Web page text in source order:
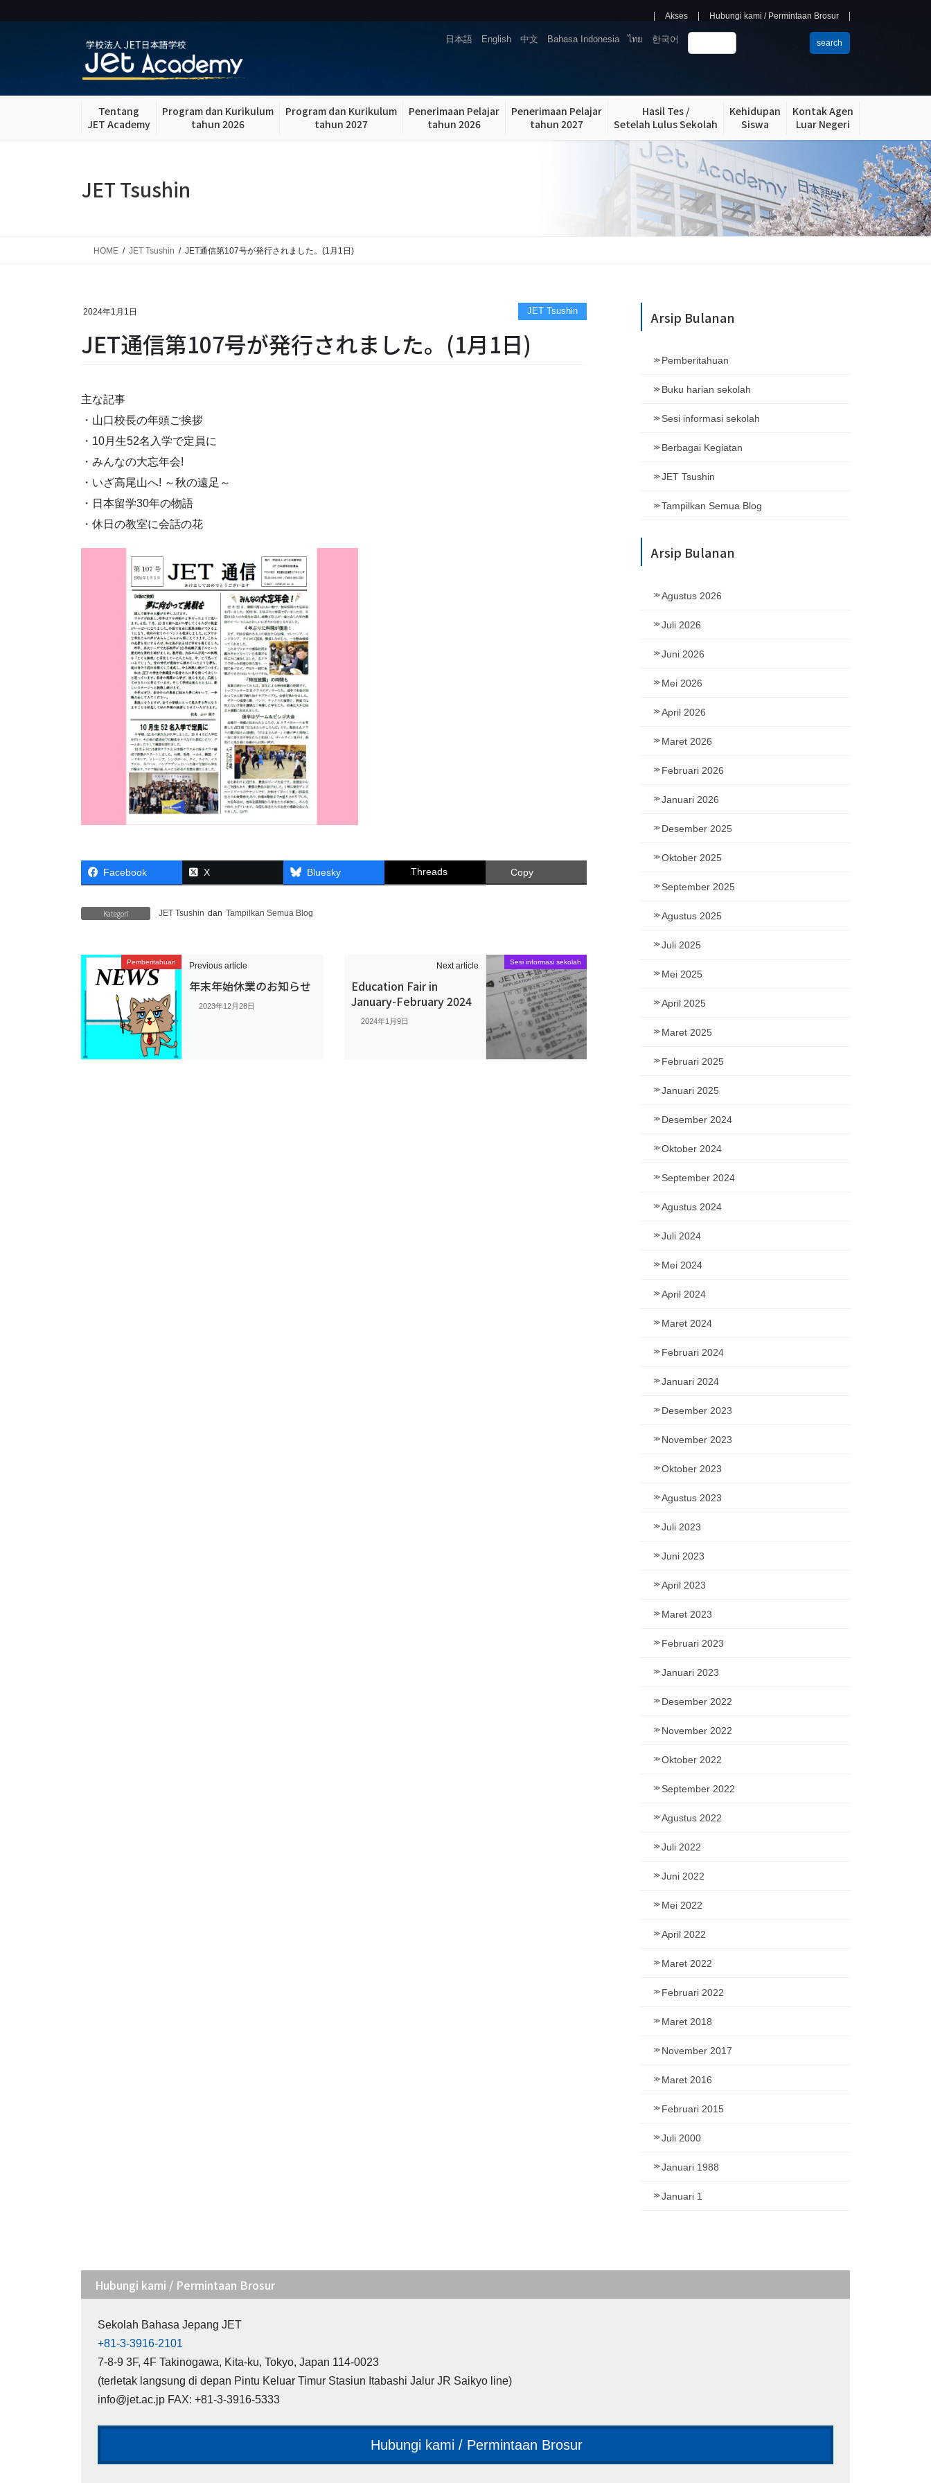
to
to
Akses Hubungi kami / Permintaan Brosur
English Bahasa Indonesia
日本語 한국어
ไทย
中文 search
Tentang
JET Academy
Program dan Kurikulum
tahun 2026
Program dan Kurikulum
tahun 2027
Penerimaan Pelajar
tahun 2026
Penerimaan Pelajar
tahun 2027
Hasil Tes /
Setelah Lulus Sekolah
Kehidupan
Siswa
Kontak Agen
Luar Negeri
JET Tsushin
HOME JET Tsushin JET通信第107号が発行されました。(1月1日)
2024年1月1日 JET Tsushin
JET通信第107号が発行されました。(1月1日)
主な記事
・山口校長の年頭ご挨拶
・10月生52名入学で定員に
・みんなの大忘年会!
・いざ高尾山へ! ～秋の遠足～
・日本留学30年の物語
・休日の教室に会話の花
Facebook X Bluesky Threads Copy
Kategori JET Tsushin dan Tampilkan Semua Blog
Pemberitahuan Previous article
年末年始休業のお知らせ
2023年12月28日
Sesi informasi sekolah
Next article
Education Fair in
January-February 2024
2024年1月9日
Arsip Bulanan
Pemberitahuan
Buku harian sekolah
Sesi informasi sekolah
Berbagai Kegiatan
JET Tsushin
Tampilkan Semua Blog
Arsip Bulanan
Agustus 2026
Juli 2026
Juni 2026
Mei 2026
April 2026
Maret 2026
Februari 2026
Januari 2026
Desember 2025
Oktober 2025
September 2025
Agustus 2025
Juli 2025
Mei 2025
April 2025
Maret 2025
Februari 2025
Januari 2025
Desember 2024
Oktober 2024
September 2024
Agustus 2024
Juli 2024
Mei 2024
April 2024
Maret 2024
Februari 2024
Januari 2024
Desember 2023
November 2023
Oktober 2023
Agustus 2023
Juli 2023
Juni 2023
April 2023
Maret 2023
Februari 2023
Januari 2023
Desember 2022
November 2022
Oktober 2022
September 2022
Agustus 2022
Juli 2022
Juni 2022
Mei 2022
April 2022
Maret 2022
Februari 2022
Maret 2018
November 2017
Maret 2016
Februari 2015
Juli 2000
Januari 1988
Januari 1
Hubungi kami / Permintaan Brosur
Sekolah Bahasa Jepang JET
+81-3-3916-2101
7-8-9 3F, 4F Takinogawa, Kita-ku, Tokyo, Japan 114-0023
(terletak langsung di depan Pintu Keluar Timur Stasiun Itabashi Jalur JR Saikyo line)
info@jet.ac.jp FAX: +81-3-3916-5333
Hubungi kami / Permintaan Brosur